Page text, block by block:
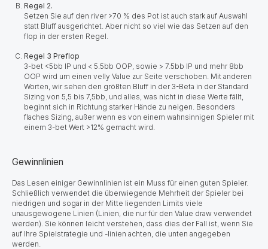
Regel 2.
Setzen Sie auf den river >70 % des Pot ist auch stark auf Auswahl
statt Bluff ausgerichtet. Aber nicht so viel wie das Setzen auf den
flop in der ersten Regel.
Regel 3 Preflop
3-bet <5bb IP und < 5.5bb OOP, sowie > 7.5bb IP und mehr 8bb
OOP wird um einen velly Value zur Seite verschoben. Mit anderen
Worten, wir sehen den größten Bluff in der 3-Beta in der Standard
Sizing von 5,5 bis 7,5bb, und alles, was nicht in diese Werte fällt,
beginnt sich in Richtung starker Hände zu neigen. Besonders
flaches Sizing, außer wenn es von einem wahnsinnigen Spieler mit
einem 3-bet Wert >12% gemacht wird.
Gewinnlinien
Das Lesen einiger Gewinnlinien ist ein Muss für einen guten Spieler.
Schließlich verwendet die überwiegende Mehrheit der Spieler bei
niedrigen und sogar in der Mitte liegenden Limits viele
unausgewogene Linien (Linien, die nur für den Value draw verwendet
werden). Sie können leicht verstehen, dass dies der Fall ist, wenn Sie
auf Ihre Spielstrategie und -linien achten, die unten angegeben
werden.